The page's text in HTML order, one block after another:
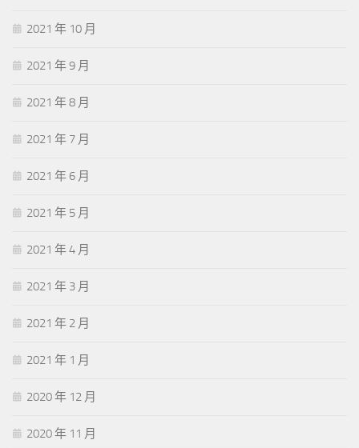
2021 年 10 月
2021 年 9 月
2021 年 8 月
2021 年 7 月
2021 年 6 月
2021 年 5 月
2021 年 4 月
2021 年 3 月
2021 年 2 月
2021 年 1 月
2020 年 12 月
2020 年 11 月